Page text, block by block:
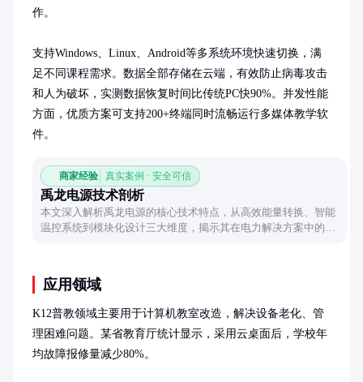
作。
支持Windows、Linux、Android等多系统环境快速切换，满
足不同课程需求。数据全部存储在云端，有效防止病毒攻击
和人为破坏，实测数据恢复时间比传统PC快90%。并发性能
方面，优质方案可支持200+终端同时流畅运行多媒体教学软
件。
商家经验 真实案例 · 安全可信
禹龙电源技术剖析
本文深入解析禹龙电源的核心技术特点，从高效能量转换、智能
温控系统到模块化设计三大维度，揭示其在电力解决方案中的独
应用领域
K12普教领域主要用于计算机教室改造，解决设备老化、管
理困难问题。某省教育厅统计显示，采用云桌面后，学校年
均故障报修量减少80%。